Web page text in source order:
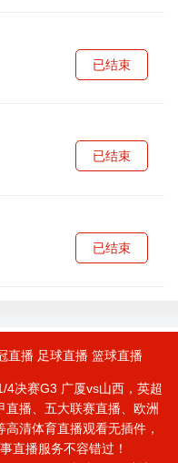
已结束
已结束
已结束
直播 足球直播 篮球直播
4决赛G3 广厦vs山西，英超
播、五大联赛直播、欧洲
清体育直播观看无插件，
直播服务不容错过！